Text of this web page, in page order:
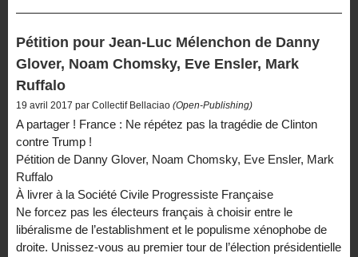
Pétition pour Jean-Luc Mélenchon de Danny
Glover, Noam Chomsky, Eve Ensler, Mark
Ruffalo
19 avril 2017 par Collectif Bellaciao (Open-Publishing)
A partager ! France : Ne répétez pas la tragédie de Clinton
contre Trump !
Pétition de Danny Glover, Noam Chomsky, Eve Ensler, Mark
Ruffalo
À livrer à la Société Civile Progressiste Française
Ne forcez pas les électeurs français à choisir entre le
libéralisme de l’establishment et le populisme xénophobe de
droite. Unissez-vous au premier tour de l’élection présidentielle